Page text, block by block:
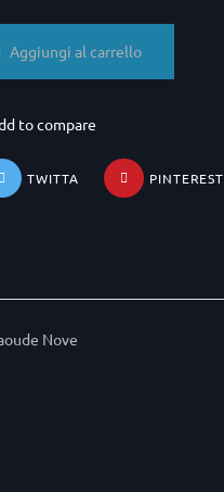
Aggiungi al carrello
to compare
TWITTA PINTEREST
Nove